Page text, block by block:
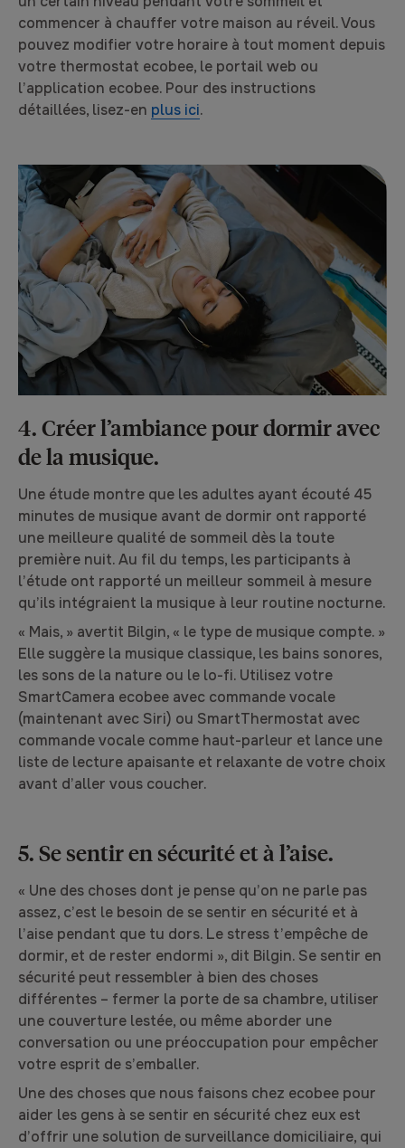
commencer à chauffer votre maison au réveil. Vous
pouvez modifier votre horaire à tout moment depuis
votre thermostat ecobee, le portail web ou
l’application ecobee. Pour des instructions
détaillées, lisez-en plus ici.
4. Créer l’ambiance pour dormir avec
de la musique.
Une étude montre que les adultes ayant écouté 45
minutes de musique avant de dormir ont rapporté
une meilleure qualité de sommeil dès la toute
première nuit. Au fil du temps, les participants à
l’étude ont rapporté un meilleur sommeil à mesure
qu’ils intégraient la musique à leur routine nocturne.
« Mais, » avertit Bilgin, « le type de musique compte. »
Elle suggère la musique classique, les bains sonores,
les sons de la nature ou le lo-fi. Utilisez votre
SmartCamera ecobee avec commande vocale
(maintenant avec Siri) ou SmartThermostat avec
commande vocale comme haut-parleur et lance une
liste de lecture apaisante et relaxante de votre choix
avant d’aller vous coucher.
5. Se sentir en sécurité et à l’aise.
« Une des choses dont je pense qu’on ne parle pas
assez, c’est le besoin de se sentir en sécurité et à
l’aise pendant que tu dors. Le stress t’empêche de
dormir, et de rester endormi », dit Bilgin. Se sentir en
sécurité peut ressembler à bien des choses
différentes – fermer la porte de sa chambre, utiliser
une couverture lestée, ou même aborder une
conversation ou une préoccupation pour empêcher
votre esprit de s’emballer.
Une des choses que nous faisons chez ecobee pour
aider les gens à se sentir en sécurité chez eux est
d’offrir une solution de surveillance domiciliaire, qui